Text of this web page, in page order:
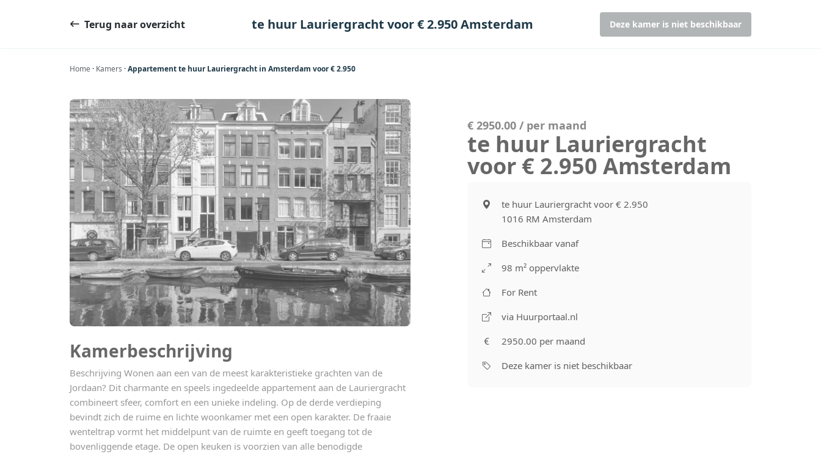
Terug naar overzicht te huur Lauriergracht voor € 2.950 Amsterdam Deze kamer is niet beschikbaar
Home · Kamers ·Appartement te huur Lauriergracht in Amsterdam voor € 2.950
Kamerbeschrijving
Beschrijving Wonen aan een van de meest karakteristieke grachten van de
Jordaan? Dit charmante en speels ingedeelde appartement aan de Lauriergracht
combineert sfeer, comfort en een unieke indeling. Op de derde verdieping
bevindt zich de ruime en lichte woonkamer met een open karakter. De fraaie
wenteltrap vormt het middelpunt van de ruimte en geeft toegang tot de
bovenliggende etage. De open keuken is voorzien van alle benodigde
€ 2950.00 / per maand
te huur Lauriergracht
voor € 2.950 Amsterdam
te huur Lauriergracht voor € 2.950
1016 RM Amsterdam
Beschikbaar vanaf
98 m² oppervlakte
For Rent
via Huurportaal.nl
2950.00 per maand
Deze kamer is niet beschikbaar